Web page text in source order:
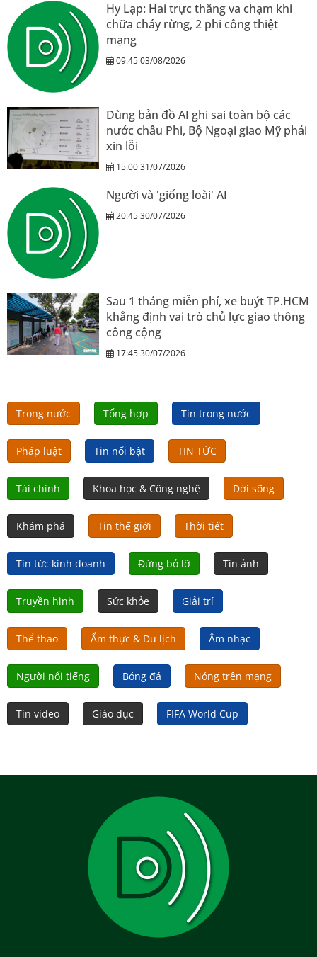
Hy Lạp: Hai trực thăng va chạm khi
chữa cháy rừng, 2 phi công thiệt
mạng
09:45 03/08/2026
Dùng bản đồ AI ghi sai toàn bộ các
nước châu Phi, Bộ Ngoại giao Mỹ phải
xin lỗi
15:00 31/07/2026
Người và 'giống loài' AI
20:45 30/07/2026
Sau 1 tháng miễn phí, xe buýt TP.HCM
khẳng định vai trò chủ lực giao thông
công cộng
17:45 30/07/2026
Trong nước Tổng hợp Tin trong nước
Pháp luật Tin nổi bật TIN TỨC
Tài chính Khoa học & Công nghệ Đời sống
Khám phá Tin thế giới Thời tiết
Tin tức kinh doanh Đừng bỏ lỡ Tin ảnh
Truyền hình Sức khỏe Giải trí
Thể thao Ẩm thực & Du lịch Âm nhạc
Người nổi tiếng Bóng đá Nóng trên mạng
Tin video Giáo dục FIFA World Cup